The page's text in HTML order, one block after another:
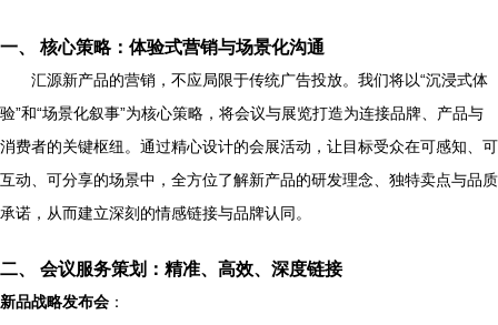
一、 核心策略：体验式营销与场景化沟通
汇源新产品的营销，不应局限于传统广告投放。我们将以“沉浸式体
验”和“场景化叙事”为核心策略，将会议与展览打造为连接品牌、产品与
消费者的关键枢纽。通过精心设计的会展活动，让目标受众在可感知、可
互动、可分享的场景中，全方位了解新产品的研发理念、独特卖点与品质
承诺，从而建立深刻的情感链接与品牌认同。
二、 会议服务策划：精准、高效、深度链接
新品战略发布会 ：